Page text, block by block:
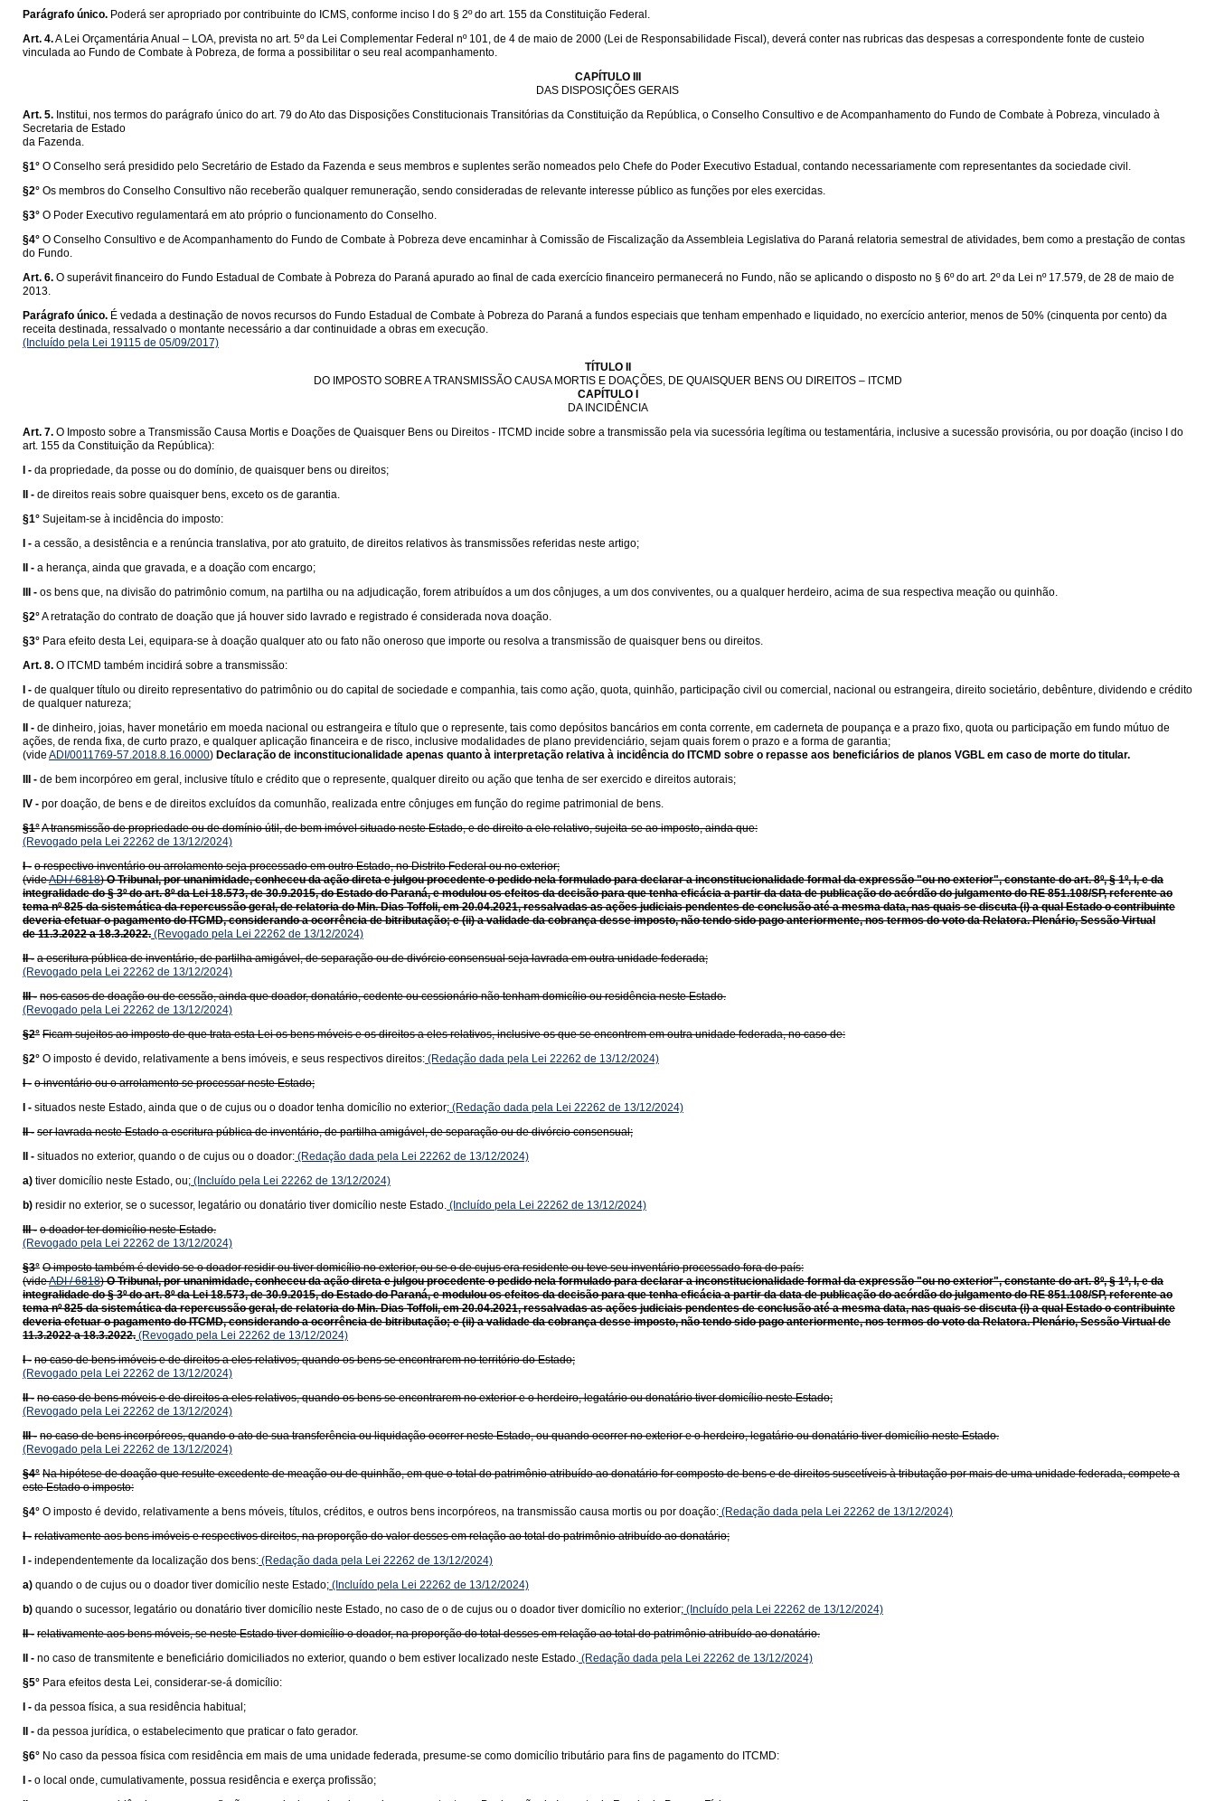
Parágrafo único. Poderá ser apropriado por contribuinte do ICMS, conforme inciso I do § 2º do art. 155 da Constituição Federal.
Art. 4.A Lei Orçamentária Anual – LOA, prevista no art. 5º da Lei Complementar Federal nº 101, de 4 de maio de 2000 (Lei de Responsabilidade Fiscal), deverá conter nas rubricas das despesas a correspondente fonte de custeio
vinculada ao Fundo de Combate à Pobreza, de forma a possibilitar o seu real acompanhamento.
CAPÍTULO III
DAS DISPOSIÇÕES GERAIS
Art. 5. Institui, nos termos do parágrafo único do art. 79 do Ato das Disposições Constitucionais Transitórias da Constituição da República, o Conselho Consultivo e de Acompanhamento do Fundo de Combate à Pobreza, vinculado à
Secretaria de Estado
da Fazenda.
§1° O Conselho será presidido pelo Secretário de Estado da Fazenda e seus membros e suplentes serão nomeados pelo Chefe do Poder Executivo Estadual, contando necessariamente com representantes da sociedade civil.
§2° Os membros do Conselho Consultivo não receberão qualquer remuneração, sendo consideradas de relevante interesse público as funções por eles exercidas.
§3° O Poder Executivo regulamentará em ato próprio o funcionamento do Conselho.
§4° O Conselho Consultivo e de Acompanhamento do Fundo de Combate à Pobreza deve encaminhar à Comissão de Fiscalização da Assembleia Legislativa do Paraná relatoria semestral de atividades, bem como a prestação de contas
do Fundo.
Art. 6. O superávit financeiro do Fundo Estadual de Combate à Pobreza do Paraná apurado ao final de cada exercício financeiro permanecerá no Fundo, não se aplicando o disposto no § 6º do art. 2º da Lei nº 17.579, de 28 de maio de
2013.
Parágrafo único. É vedada a destinação de novos recursos do Fundo Estadual de Combate à Pobreza do Paraná a fundos especiais que tenham empenhado e liquidado, no exercício anterior, menos de 50% (cinquenta por cento) da
receita destinada, ressalvado o montante necessário a dar continuidade a obras em execução.
(Incluído pela Lei 19115 de 05/09/2017)
TÍTULO II
DO IMPOSTO SOBRE A TRANSMISSÃO CAUSA MORTIS E DOAÇÕES, DE QUAISQUER BENS OU DIREITOS – ITCMD
CAPÍTULO I
DA INCIDÊNCIA
Art. 7. O Imposto sobre a Transmissão Causa Mortis e Doações de Quaisquer Bens ou Direitos - ITCMD incide sobre a transmissão pela via sucessória legítima ou testamentária, inclusive a sucessão provisória, ou por doação (inciso I do
art. 155 da Constituição da República):
I - da propriedade, da posse ou do domínio, de quaisquer bens ou direitos;
II - de direitos reais sobre quaisquer bens, exceto os de garantia.
§1° Sujeitam-se à incidência do imposto:
I - a cessão, a desistência e a renúncia translativa, por ato gratuito, de direitos relativos às transmissões referidas neste artigo;
II - a herança, ainda que gravada, e a doação com encargo;
III - os bens que, na divisão do patrimônio comum, na partilha ou na adjudicação, forem atribuídos a um dos cônjuges, a um dos conviventes, ou a qualquer herdeiro, acima de sua respectiva meação ou quinhão.
§2°A retratação do contrato de doação que já houver sido lavrado e registrado é considerada nova doação.
§3° Para efeito desta Lei, equipara-se à doação qualquer ato ou fato não oneroso que importe ou resolva a transmissão de quaisquer bens ou direitos.
Art. 8. O ITCMD também incidirá sobre a transmissão:
I - de qualquer título ou direito representativo do patrimônio ou do capital de sociedade e companhia, tais como ação, quota, quinhão, participação civil ou comercial, nacional ou estrangeira, direito societário, debênture, dividendo e crédito
de qualquer natureza;
II - de dinheiro, joias, haver monetário em moeda nacional ou estrangeira e título que o represente, tais como depósitos bancários em conta corrente, em caderneta de poupança e a prazo fixo, quota ou participação em fundo mútuo de
ações, de renda fixa, de curto prazo, e qualquer aplicação financeira e de risco, inclusive modalidades de plano previdenciário, sejam quais forem o prazo e a forma de garantia;
(vide ADI/0011769-57.2018.8.16.0000) Declaração de inconstitucionalidade apenas quanto à interpretação relativa à incidência do ITCMD sobre o repasse aos beneficiários de planos VGBL em caso de morte do titular.
III - de bem incorpóreo em geral, inclusive título e crédito que o represente, qualquer direito ou ação que tenha de ser exercido e direitos autorais;
IV - por doação, de bens e de direitos excluídos da comunhão, realizada entre cônjuges em função do regime patrimonial de bens.
§1°A transmissão de propriedade ou de domínio útil, de bem imóvel situado neste Estado, e de direito a ele relativo, sujeita-se ao imposto, ainda que:
(Revogado pela Lei 22262 de 13/12/2024)
I - o respectivo inventário ou arrolamento seja processado em outro Estado, no Distrito Federal ou no exterior;
(videADI / 6818)O Tribunal, por unanimidade, conheceu da ação direta e julgou procedente o pedido nela formulado para declarar a inconstitucionalidade formal da expressão "ou no exterior", constante do art.8º, § 1º, I, e da
integralidade do § 3º do art. 8º da Lei 18.573, de 30.9.2015, do Estado do Paraná, e modulou os efeitos da decisão para que tenha eficácia a partir da data de publicação do acórdão do julgamento do RE 851.108/SP, referente ao
tema nº 825 da sistemática da repercussão geral, de relatoria do Min. Dias Toffoli, em 20.04.2021, ressalvadas as ações judiciais pendentes de conclusão até a mesma data, nas quais se discuta (i) a qual Estado o contribuinte
deveria efetuar o pagamento do ITCMD, considerando a ocorrência de bitributação; e (ii) a validade da cobrança desse imposto, não tendo sido pago anteriormente, nos termos do voto da Relatora. Plenário, Sessão Virtual
de 11.3.2022 a 18.3.2022. (Revogado pela Lei 22262 de 13/12/2024)
II - a escritura pública de inventário, de partilha amigável, de separação ou de divórcio consensual seja lavrada em outra unidade federada;
(Revogado pela Lei 22262 de 13/12/2024)
III - nos casos de doação ou de cessão, ainda que doador, donatário, cedente ou cessionário não tenham domicílio ou residência neste Estado.
(Revogado pela Lei 22262 de 13/12/2024)
§2° Ficam sujeitos ao imposto de que trata esta Lei os bens móveis e os direitos a eles relativos, inclusive os que se encontrem em outra unidade federada, no caso de:
§2° O imposto é devido, relativamente a bens imóveis, e seus respectivos direitos: (Redação dada pela Lei 22262 de 13/12/2024)
I - o inventário ou o arrolamento se processar neste Estado;
I - situados neste Estado, ainda que o de cujus ou o doador tenha domicílio no exterior; (Redação dada pela Lei 22262 de 13/12/2024)
II - ser lavrada neste Estado a escritura pública de inventário, de partilha amigável, de separação ou de divórcio consensual;
II - situados no exterior, quando o de cujus ou o doador: (Redação dada pela Lei 22262 de 13/12/2024)
a) tiver domicílio neste Estado, ou; (Incluído pela Lei 22262 de 13/12/2024)
b) residir no exterior, se o sucessor, legatário ou donatário tiver domicílio neste Estado. (Incluído pela Lei 22262 de 13/12/2024)
III - o doador ter domicílio neste Estado.
(Revogado pela Lei 22262 de 13/12/2024)
§3° O imposto também é devido se o doador residir ou tiver domicílio no exterior, ou se o de cujus era residente ou teve seu inventário processado fora do país:
(videADI / 6818)O Tribunal, por unanimidade, conheceu da ação direta e julgou procedente o pedido nela formulado para declarar a inconstitucionalidade formal da expressão "ou no exterior", constante do art.8º, § 1º, I, e da
integralidade do § 3º do art. 8º da Lei 18.573, de 30.9.2015, do Estado do Paraná, e modulou os efeitos da decisão para que tenha eficácia a partir da data de publicação do acórdão do julgamento do RE 851.108/SP, referente ao
tema nº 825 da sistemática da repercussão geral, de relatoria do Min. Dias Toffoli, em 20.04.2021, ressalvadas as ações judiciais pendentes de conclusão até a mesma data, nas quais se discuta (i) a qual Estado o contribuinte
deveria efetuar o pagamento do ITCMD, considerando a ocorrência de bitributação; e (ii) a validade da cobrança desse imposto, não tendo sido pago anteriormente, nos termos do voto da Relatora. Plenário, Sessão Virtualde
11.3.2022 a 18.3.2022. (Revogado pela Lei 22262 de 13/12/2024)
I - no caso de bens imóveis e de direitos a eles relativos, quando os bens se encontrarem no território do Estado;
(Revogado pela Lei 22262 de 13/12/2024)
II - no caso de bens móveis e de direitos a eles relativos, quando os bens se encontrarem no exterior e o herdeiro, legatário ou donatário tiver domicílio neste Estado;
(Revogado pela Lei 22262 de 13/12/2024)
III - no caso de bens incorpóreos, quando o ato de sua transferência ou liquidação ocorrer neste Estado, ou quando ocorrer no exterior e o herdeiro, legatário ou donatário tiver domicílio neste Estado.
(Revogado pela Lei 22262 de 13/12/2024)
§4° Na hipótese de doação que resulte excedente de meação ou de quinhão, em que o total do patrimônio atribuído ao donatário for composto de bens e de direitos suscetíveis à tributação por mais de uma unidade federada, compete a
este Estado o imposto:
§4° O imposto é devido, relativamente a bens móveis, títulos, créditos, e outros bens incorpóreos, na transmissão causa mortis ou por doação: (Redação dada pela Lei 22262 de 13/12/2024)
I - relativamente aos bens imóveis e respectivos direitos, na proporção do valor desses em relação ao total do patrimônio atribuído ao donatário;
I - independentemente da localização dos bens: (Redação dada pela Lei 22262 de 13/12/2024)
a) quando o de cujus ou o doador tiver domicílio neste Estado; (Incluído pela Lei 22262 de 13/12/2024)
b) quando o sucessor, legatário ou donatário tiver domicílio neste Estado, no caso de o de cujus ou o doador tiver domicílio no exterior; (Incluído pela Lei 22262 de 13/12/2024)
II - relativamente aos bens móveis, se neste Estado tiver domicílio o doador, na proporção do total desses em relação ao total do patrimônio atribuído ao donatário.
II - no caso de transmitente e beneficiário domiciliados no exterior, quando o bem estiver localizado neste Estado. (Redação dada pela Lei 22262 de 13/12/2024)
§5° Para efeitos desta Lei, considerar-se-á domicílio:
I - da pessoa física, a sua residência habitual;
II - da pessoa jurídica, o estabelecimento que praticar o fato gerador.
§6° No caso da pessoa física com residência em mais de uma unidade federada, presume-se como domicílio tributário para fins de pagamento do ITCMD:
I - o local onde, cumulativamente, possua residência e exerça profissão;